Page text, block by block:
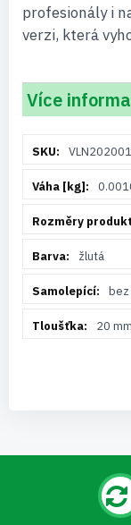
profesionály i
verzi, která
Více
informací
žlutá
20 mm